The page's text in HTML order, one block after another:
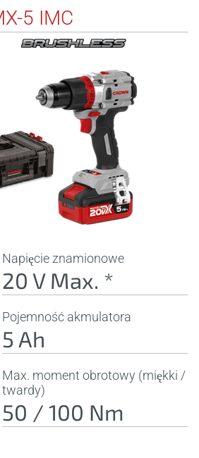
5 IMC
Napięcie znamionowe
20 V Max. *
Pojemność akmulatora
5 Ah
Max. moment obrotowy (miękki /
twardy)
50 / 100 Nm